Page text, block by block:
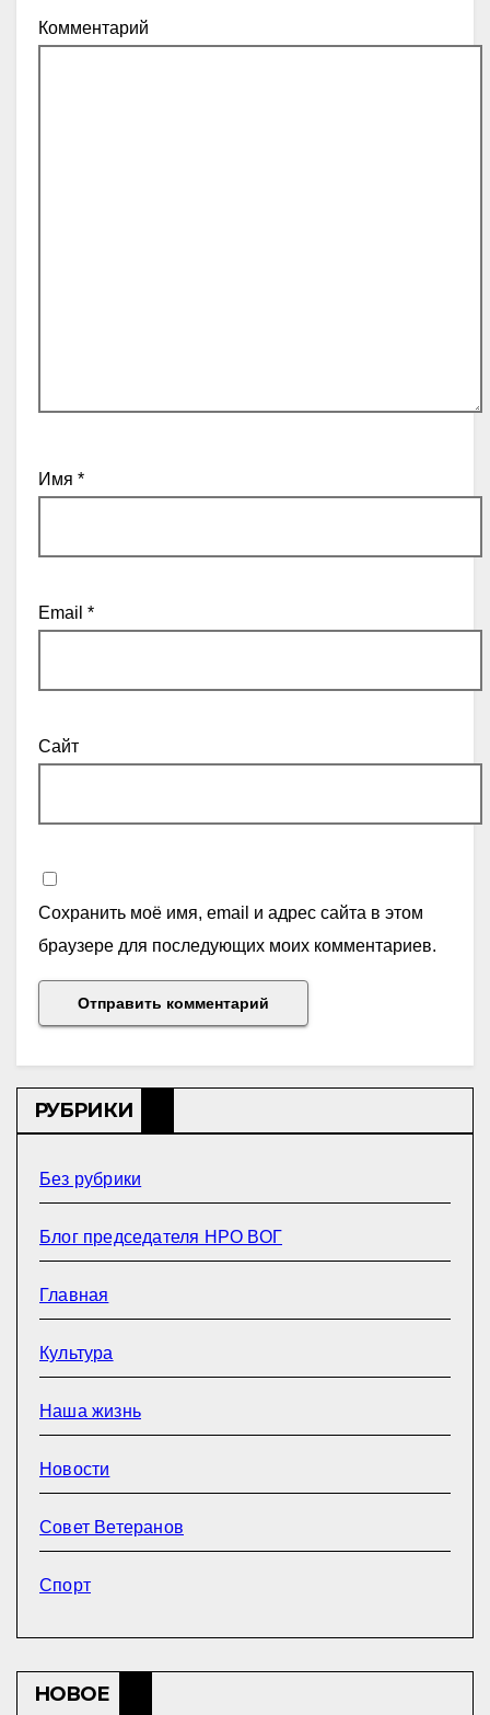
Комментарий
Имя *
Email *
Сайт
Сохранить моё имя, email и адрес сайта в этом
браузере для последующих моих комментариев.
РУБРИКИ
Без рубрики
Блог председателя НРО ВОГ
Главная
Культура
Наша жизнь
Новости
Совет Ветеранов
Спорт
НОВОЕ